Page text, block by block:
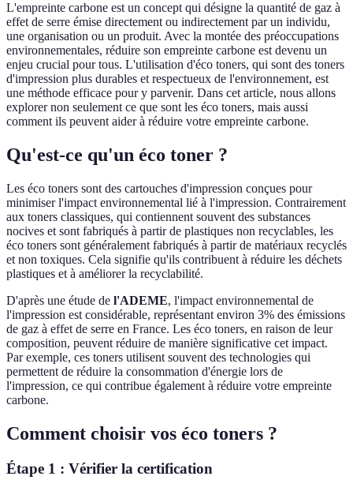
L'empreinte carbone est un concept qui désigne la quantité de gaz à
effet de serre émise directement ou indirectement par un individu,
une organisation ou un produit. Avec la montée des préoccupations
environnementales, réduire son empreinte carbone est devenu un
enjeu crucial pour tous. L'utilisation d'éco toners, qui sont des toners
d'impression plus durables et respectueux de l'environnement, est
une méthode efficace pour y parvenir. Dans cet article, nous allons
explorer non seulement ce que sont les éco toners, mais aussi
comment ils peuvent aider à réduire votre empreinte carbone.
Qu'est-ce qu'un éco toner ?
Les éco toners sont des cartouches d'impression conçues pour
minimiser l'impact environnemental lié à l'impression. Contrairement
aux toners classiques, qui contiennent souvent des substances
nocives et sont fabriqués à partir de plastiques non recyclables, les
éco toners sont généralement fabriqués à partir de matériaux recyclés
et non toxiques. Cela signifie qu'ils contribuent à réduire les déchets
plastiques et à améliorer la recyclabilité.
D'après une étude de l'ADEME, l'impact environnemental de
l'impression est considérable, représentant environ 3% des émissions
de gaz à effet de serre en France. Les éco toners, en raison de leur
composition, peuvent réduire de manière significative cet impact.
Par exemple, ces toners utilisent souvent des technologies qui
permettent de réduire la consommation d'énergie lors de
l'impression, ce qui contribue également à réduire votre empreinte
carbone.
Comment choisir vos éco toners ?
Étape 1 : Vérifier la certification